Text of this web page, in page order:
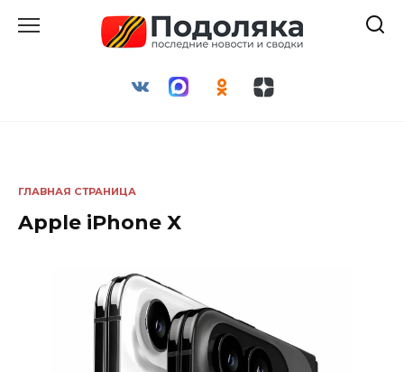
ГЛАВНАЯ СТРАНИЦА
Apple iPhone X